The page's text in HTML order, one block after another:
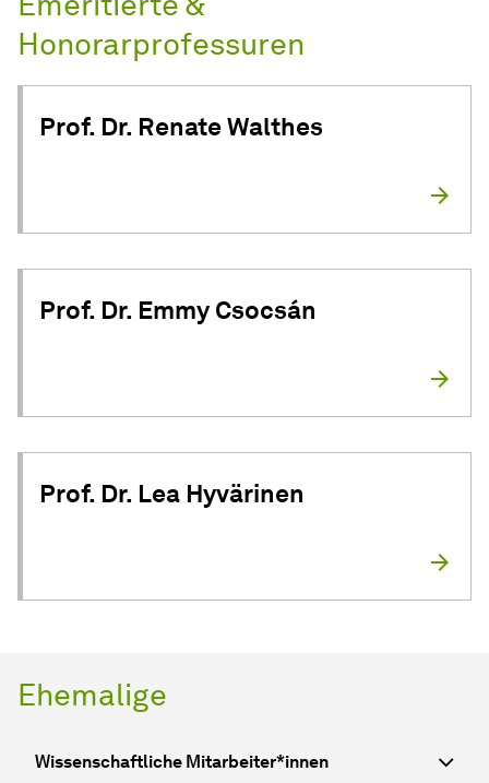
Honorarprofessuren
Prof. Dr. Renate Walthes
Prof. Dr. Emmy Csocsán
Prof. Dr. Lea Hyvärinen
Ehemalige
Wissen­schaft­liche Mit­ar­bei­ter*innen